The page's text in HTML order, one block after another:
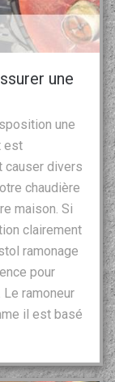
une
une
est
causer divers
chaudière
maison. Si
clairement
ramonage
pour
ramoneur
il est basé